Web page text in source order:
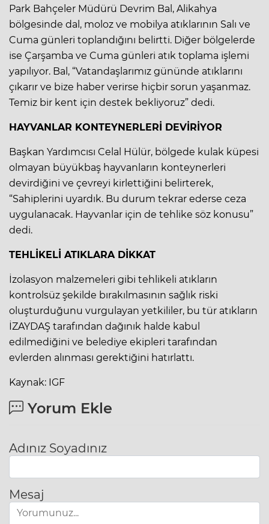
Park Bahçeler Müdürü Devrim Bal, Alikahya
bölgesinde dal, moloz ve mobilya atıklarının Salı ve
Cuma günleri toplandığını belirtti. Diğer bölgelerde
ise Çarşamba ve Cuma günleri atık toplama işlemi
yapılıyor. Bal, “Vatandaşlarımız gününde atıklarını
çıkarır ve bize haber verirse hiçbir sorun yaşanmaz.
Temiz bir kent için destek bekliyoruz” dedi.
HAYVANLAR KONTEYNERLERİ DEVİRİYOR
Başkan Yardımcısı Celal Hülür, bölgede kulak küpesi
olmayan büyükbaş hayvanların konteynerleri
devirdiğini ve çevreyi kirlettiğini belirterek,
“Sahiplerini uyardık. Bu durum tekrar ederse ceza
uygulanacak. Hayvanlar için de tehlike söz konusu”
dedi.
TEHLİKELİ ATIKLARA DİKKAT
İzolasyon malzemeleri gibi tehlikeli atıkların
kontrolsüz şekilde bırakılmasının sağlık riski
oluşturduğunu vurgulayan yetkililer, bu tür atıkların
İZAYDAŞ tarafından dağınık halde kabul
edilmediğini ve belediye ekipleri tarafından
evlerden alınması gerektiğini hatırlattı.
Kaynak: IGF
Yorum Ekle
Adınız Soyadınız
Mesaj